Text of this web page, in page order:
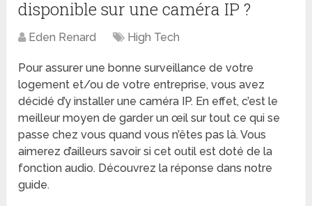
disponible sur une caméra IP ?
Eden Renard High Tech
Pour assurer une bonne surveillance de votre
logement et/ou de votre entreprise, vous avez
décidé d’y installer une caméra IP. En effet, c’est le
meilleur moyen de garder un œil sur tout ce qui se
passe chez vous quand vous n’êtes pas là. Vous
aimerez d’ailleurs savoir si cet outil est doté de la
fonction audio. Découvrez la réponse dans notre
guide.